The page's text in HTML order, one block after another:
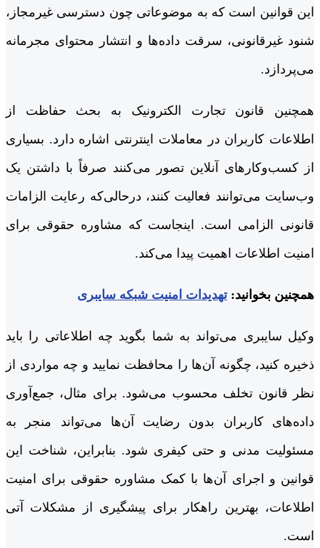
این قوانین است که به موضوعاتی چون دسترسی غیرمجاز،
شنود غیرقانونی، سرقت داده‌ها و انتشار محتوای مجرمانه
می‌پردازد.
همچنین قانون تجارت الکترونیک به بحث حفاظت از
اطلاعات کاربران در معاملات اینترنتی اشاره دارد. بسیاری
از کسب‌وکارهای آنلاین تصور می‌کنند صرفاً با داشتن یک
وب‌سایت می‌توانند فعالیت کنند، درحالی‌که رعایت الزامات
قانونی الزامی است. اینجاست که مشاوره حقوقی برای
امنیت اطلاعات اهمیت پیدا می‌کند.
همچنین بخوانید:تهدیدات امنیت شبکه سایبری
وکیل سایبری می‌تواند به شما بگوید چه اطلاعاتی را باید
ذخیره کنید، چگونه آن‌ها را محافظت نمایید و چه مواردی از
نظر قانون تخلف محسوب می‌شود. برای مثال، جمع‌آوری
داده‌های کاربران بدون رضایت آن‌ها می‌تواند منجر به
مسئولیت مدنی و حتی کیفری شود. بنابراین، شناخت این
قوانین و اجرای آن‌ها با کمک مشاوره حقوقی برای امنیت
اطلاعات، بهترین راهکار برای پیشگیری از مشکلات آتی
است.